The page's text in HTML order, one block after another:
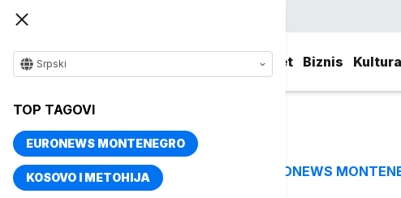
Svet Biznis Kultura
Srpski
TOP TAGOVI
EURONEWS MONTENEGRO
KOSOVO I METOHIJA TOP TAGOVI EURONEWS